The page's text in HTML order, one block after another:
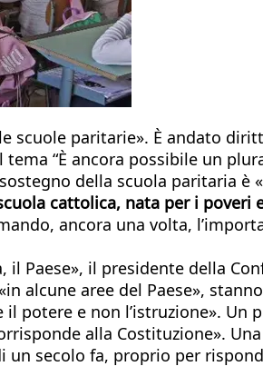
scuole paritarie». È andato
“È ancora possibile un
della scuola paritaria è
cattolica, nata per i poveri
ancora una volta,
Paese», il presidente della
alcune aree del Paese»,
potere e non l’istruzione».
alla Costituzione».
secolo fa, proprio per